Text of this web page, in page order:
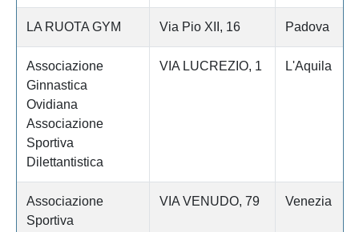
LA RUOTA GYM Via Pio XII, 16 Padova
Associazione
Ginnastica
Ovidiana
Associazione
Sportiva
Dilettantistica
VIA LUCREZIO, 1 L'Aquila
Associazione
Sportiva
VIA VENUDO, 79 Venezia